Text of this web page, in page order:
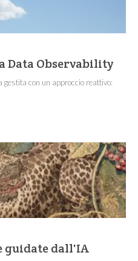
Data Observability
gestita con un approccio reattivo:
guidate dall'IA